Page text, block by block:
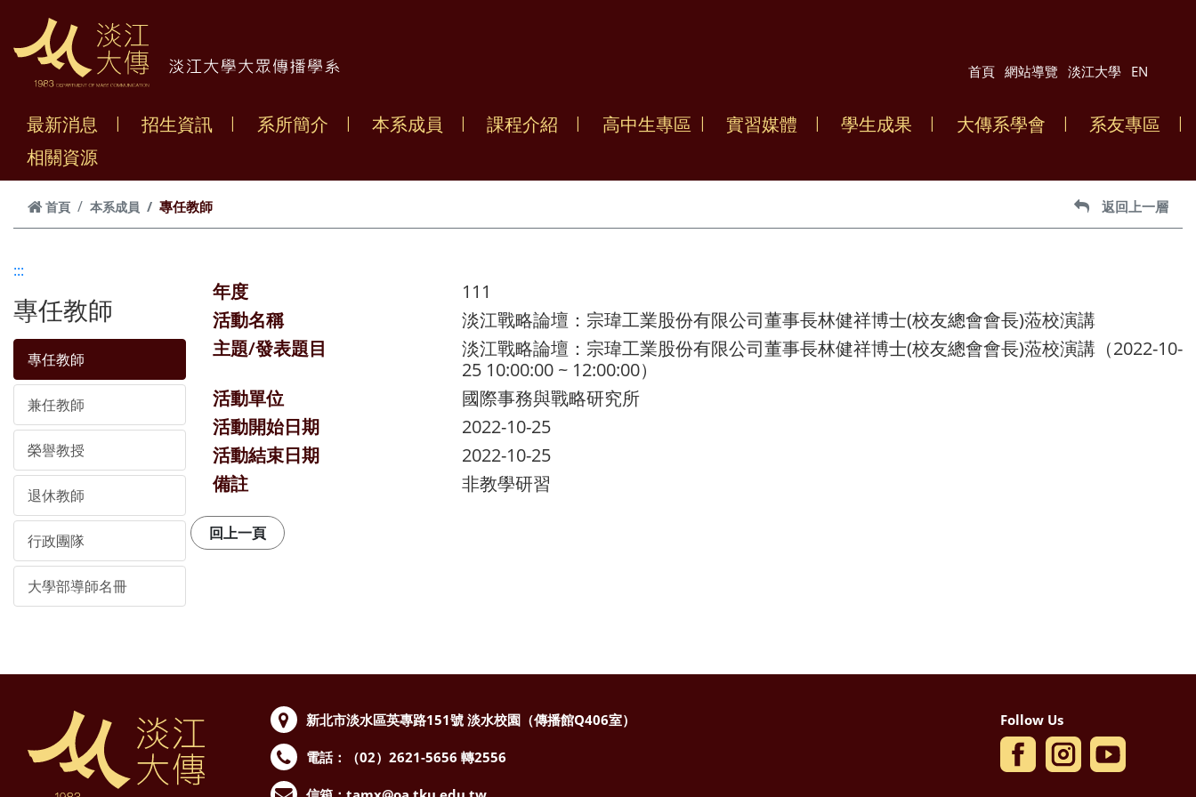
首頁 網站導覽 淡江大學 EN
最新消息 招生資訊 系所簡介 本系成員 課程介紹 高中生專區 實習媒體 學生成果 大傳系學會
系友專區
相關資源
首頁 本系成員 專任教師 返回上一層
:::
專任教師
專任教師
兼任教師
榮譽教授
退休教師
行政團隊
大學部導師名冊
年度
111
活動名稱
淡江戰略論壇：宗瑋工業股份有限公司董事長林健祥博士(校友總會會長)蒞校演講
主題/發表題目
淡江戰略論壇：宗瑋工業股份有限公司董事長林健祥博士(校友總會會長)蒞校演講（2022-10-
25 10:00:00 ~ 12:00:00）
活動單位
國際事務與戰略研究所
活動開始日期
2022-10-25
活動結束日期
2022-10-25
備註
非教學研習
新北市淡水區英專路151號淡水校園（傳播館Q406室）
電話：（02）2621-5656 轉2556
Follow Us